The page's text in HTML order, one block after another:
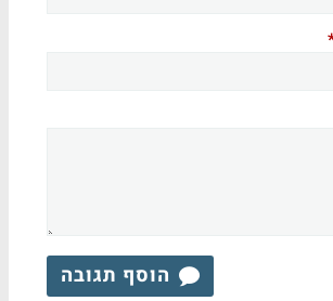
הוסף תגובה